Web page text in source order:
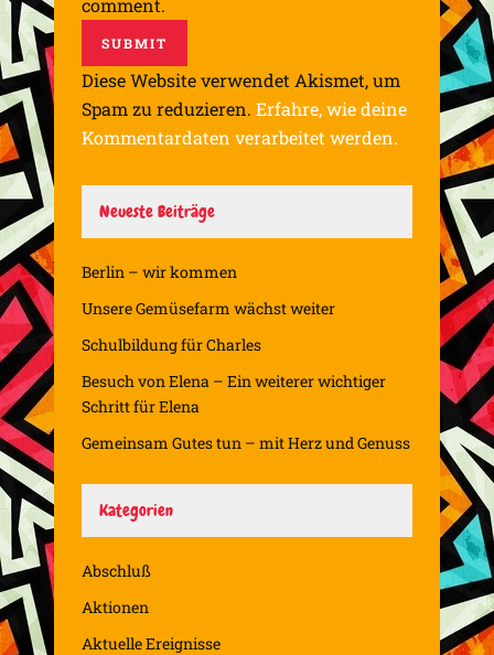
comment.
Diese Website verwendet Akismet, um
Spam zu reduzieren. Erfahre, wie deine
Kommentardaten verarbeitet werden.
Neueste Beiträge
Berlin – wir kommen
Unsere Gemüsefarm wächst weiter
Schulbildung für Charles
Besuch von Elena – Ein weiterer wichtiger
Schritt für Elena
Gemeinsam Gutes tun – mit Herz und Genuss
Kategorien
Abschluß
Aktionen
Aktuelle Ereignisse